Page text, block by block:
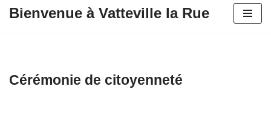
Bienvenue à Vatteville la Rue
Cérémonie de citoyenneté